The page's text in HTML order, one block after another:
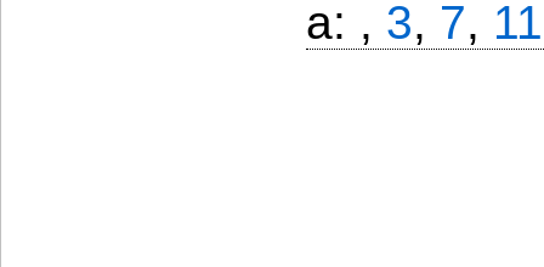
a: , 3, 7, 11